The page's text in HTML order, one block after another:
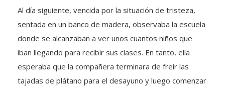
Al día siguiente, vencida por la situación de tristeza,
sentada en un banco de madera, observaba la escuela
donde se alcanzaban a ver unos cuantos niños que
iban llegando para recibir sus clases. En tanto, ella
esperaba que la compañera terminara de freír las
tajadas de plátano para el desayuno y luego comenzar